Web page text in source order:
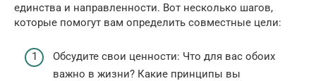
единства и направленности. Вот несколько шагов,
которые помогут вам определить совместные цели:
Обсудите свои ценности: Что для вас обоих
важно в жизни? Какие принципы вы